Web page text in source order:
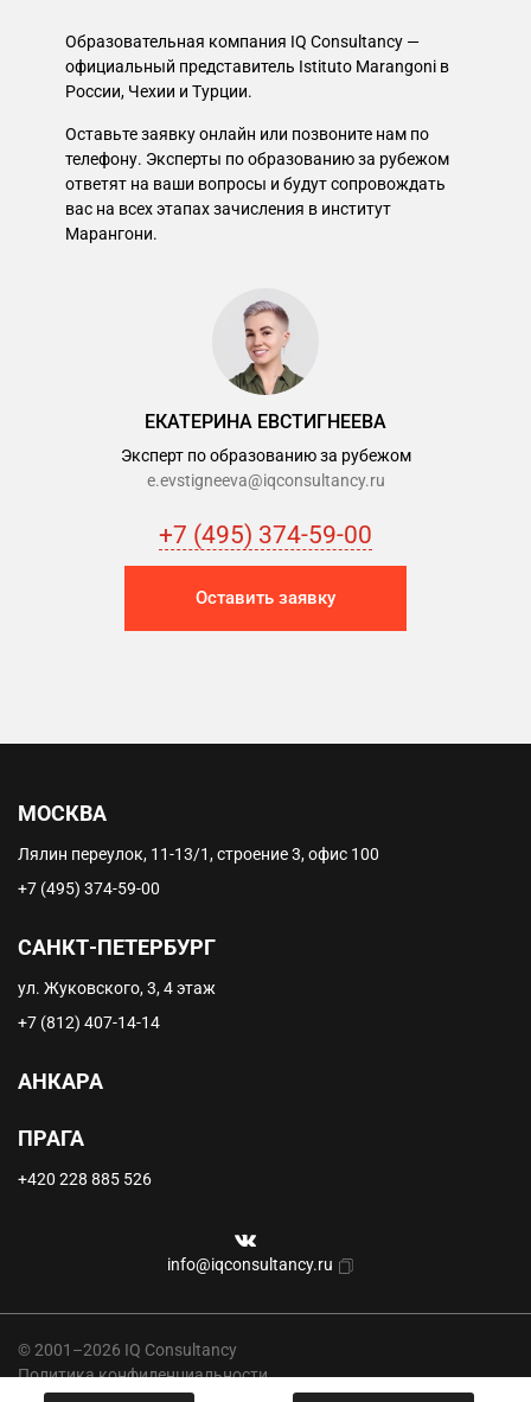
ЕКАТЕРИНА ЕВСТИГНЕЕВА
Эксперт по образованию за рубежом
e.evstigneeva@iqconsultancy.ru
Образовательная компания IQ Consultancy —
официальный представитель Istituto Marangoni в
России, Чехии и Турции.
Оставьте заявку онлайн или позвоните нам по
телефону. Эксперты по образованию за рубежом
ответят на ваши вопросы и будут сопровождать
вас на всех этапах зачисления в институт
Марангони.
+7 (495) 374-59-00
Оставить заявку
МОСКВА
Лялин переулок, 11-13/1, строение 3, офис 100
+7 (495) 374-59-00
САНКТ-ПЕТЕРБУРГ
ул. Жуковского, 3, 4 этаж
+7 (812) 407-14-14
АНКАРА
ПРАГА
+420 228 885 526
info@iqconsultancy.ru
© 2001–2026 IQ Consultancy
Политика конфиденциальности